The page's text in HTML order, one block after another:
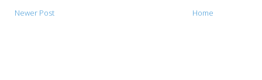
Newer Post Home